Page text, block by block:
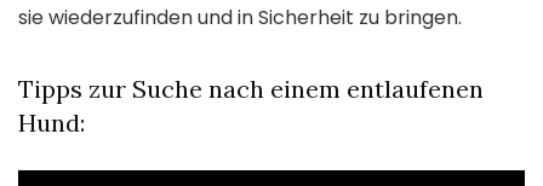
sie wiederzufinden und in Sicherheit zu bringen.
Tipps zur Suche nach einem entlaufenen
Hund: